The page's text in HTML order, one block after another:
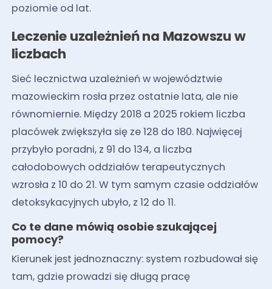
poziomie od lat.
Leczenie uzależnień na Mazowszu w
liczbach
Sieć lecznictwa uzależnień w województwie
mazowieckim rosła przez ostatnie lata, ale nie
równomiernie. Między 2018 a 2025 rokiem liczba
placówek zwiększyła się ze 128 do 180. Najwięcej
przybyło poradni, z 91 do 134, a liczba
całodobowych oddziałów terapeutycznych
wzrosła z 10 do 21. W tym samym czasie oddziałów
detoksykacyjnych ubyło, z 12 do 11.
Co te dane mówią osobie szukającej
pomocy?
Kierunek jest jednoznaczny: system rozbudował się
tam, gdzie prowadzi się długą pracę